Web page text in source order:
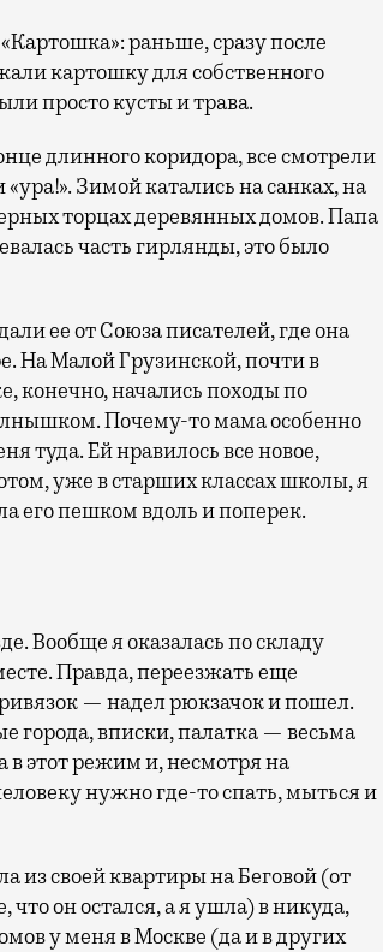
раньше, сразу после
картошку для собственного
просто кусты и трава.
длинного коридора, все смотрели
Зимой катались на санках, на
торцах деревянных домов. Папа
часть гирлянды, это было
ее от Союза писателей, где она
На Малой Грузинской, почти в
конечно, начались походы по
Почему-то мама особенно
туда. Ей нравилось все новое,
уже в старших классах школы, я
его пешком вдоль и поперек.
Вообще я оказалась по складу
Правда, переезжать еще
— надел рюкзачок и пошел.
города, вписки, палатка — весьма
в этот режим и, несмотря на
нужно где-то спать, мыться и
из своей квартиры на Беговой (от
он остался, а я ушла) в никуда,
у меня в Москве (да и в других